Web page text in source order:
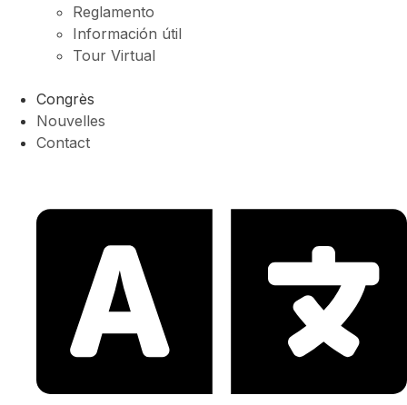
Reglamento
Información útil
Tour Virtual
Congrès
Nouvelles
Contact